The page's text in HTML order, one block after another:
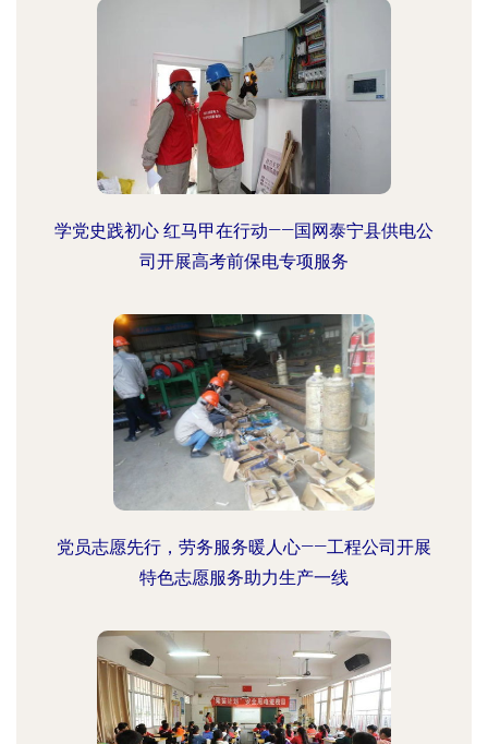
学党史践初心 红马甲在行动——国网泰宁县供电公
司开展高考前保电专项服务
党员志愿先行，劳务服务暖人心——工程公司开展
特色志愿服务助力生产一线